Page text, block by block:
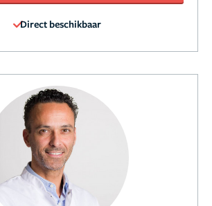
Direct beschikbaar